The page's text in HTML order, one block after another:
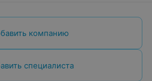
компанию
специалиста